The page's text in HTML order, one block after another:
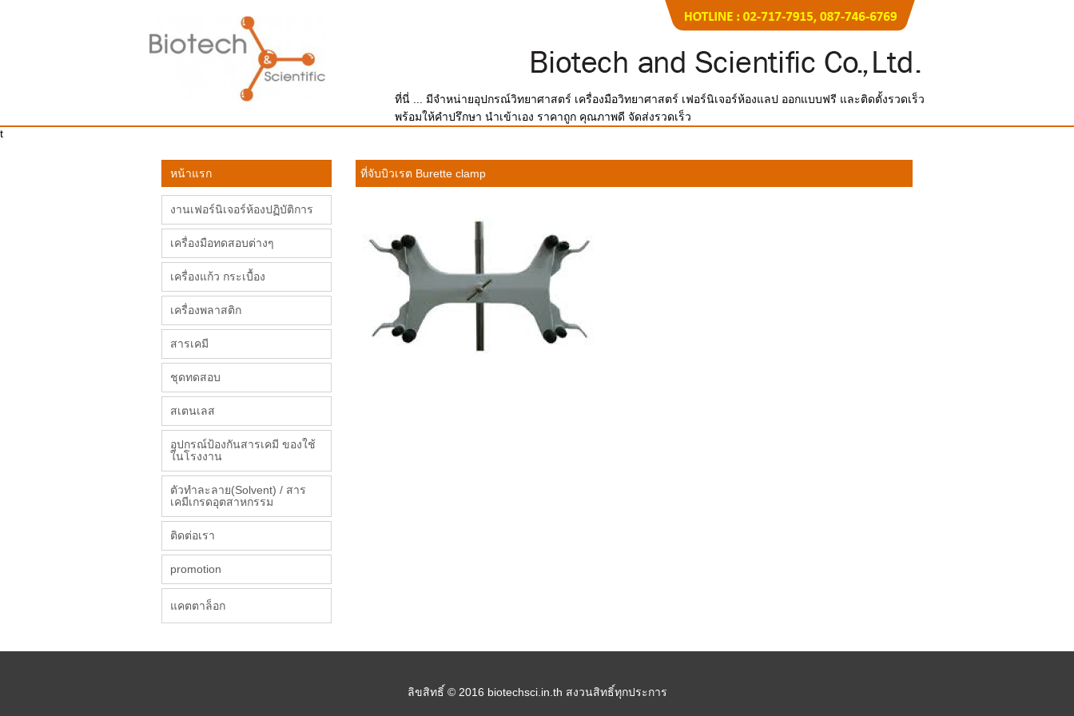
ที่นี่ ... มีจำหน่ายอุปกรณ์วิทยาศาสตร์ เครื่องมือวิทยาศาสตร์ เฟอร์นิเจอร์ห้องแลป ออกแบบฟรี และติดตั้งรวดเร็ว
พร้อมให้คำปรึกษา นำเข้าเอง ราคาถูก คุณภาพดี จัดส่งรวดเร็ว
t
หน้าแรก
งานเฟอร์นิเจอร์ห้องปฏิบัติการ
เครื่องมือทดสอบต่างๆ
เครื่องแก้ว กระเบื้อง
เครื่องพลาสติก
สารเคมี
ชุดทดสอบ
สเตนเลส
อุปกรณ์ป้องกันสารเคมี ของใช้
ในโรงงาน
ตัวทำละลาย(Solvent) / สาร
เคมีเกรดอุตสาหกรรม
ติดต่อเรา
promotion
แคตตาล็อก
ที่จับบิวเรต Burette clamp
ลิขสิทธิ์ © 2016 biotechsci.in.th สงวนสิทธิ์ทุกประการ